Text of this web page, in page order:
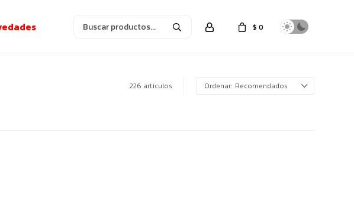
$ 0
226 artículos Recomendados